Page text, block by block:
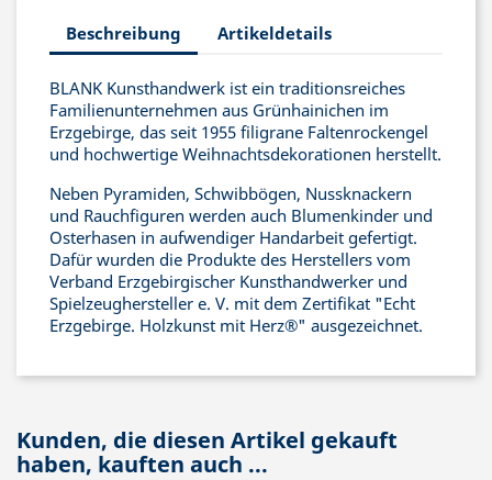
Beschreibung Artikeldetails
BLANK Kunsthandwerk ist ein traditionsreiches
Familienunternehmen aus Grünhainichen im
Erzgebirge, das seit 1955 filigrane Faltenrockengel
und hochwertige Weihnachtsdekorationen herstellt.
Neben Pyramiden, Schwibbögen, Nussknackern
und Rauchfiguren werden auch Blumenkinder und
Osterhasen in aufwendiger Handarbeit gefertigt.
Dafür wurden die Produkte des Herstellers vom
Verband Erzgebirgischer Kunsthandwerker und
Spielzeughersteller e. V. mit dem Zertifikat "Echt
Erzgebirge. Holzkunst mit Herz®" ausgezeichnet.
Kunden, die diesen Artikel gekauft
haben, kauften auch ...